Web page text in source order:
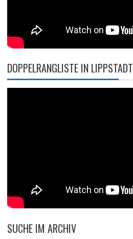
DOPPELRANGLISTE IN LIPPSTADT
SUCHE IM ARCHIV